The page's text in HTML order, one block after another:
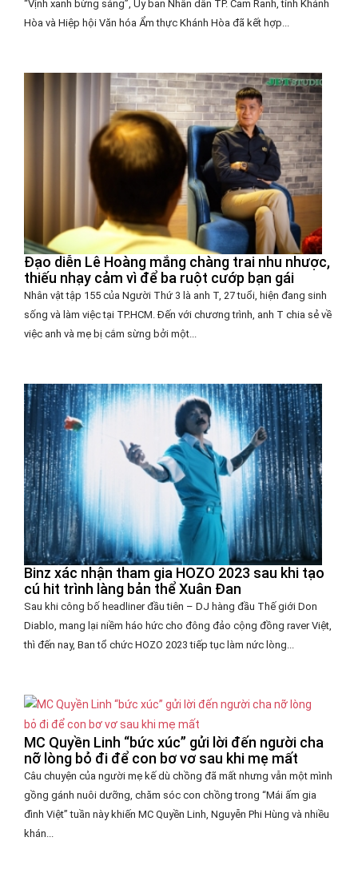
“Vịnh xanh bừng sáng”, Ủy ban Nhân dân TP. Cam Ranh, tỉnh Khánh
Hòa và Hiệp hội Văn hóa Ẩm thực Khánh Hòa đã kết hợp...
Đạo diễn Lê Hoàng mắng chàng trai nhu nhược,
thiếu nhạy cảm vì để ba ruột cướp bạn gái
Nhân vật tập 155 của Người Thứ 3 là anh T, 27 tuổi, hiện đang sinh
sống và làm việc tại TP.HCM. Đến với chương trình, anh T chia sẻ về
việc anh và mẹ bị cắm sừng bởi một...
Binz xác nhận tham gia HOZO 2023 sau khi tạo
cú hit trình làng bản thể Xuân Đan
Sau khi công bố headliner đầu tiên – DJ hàng đầu Thế giới Don
Diablo, mang lại niềm háo hức cho đông đảo cộng đồng raver Việt,
thì đến nay, Ban tổ chức HOZO 2023 tiếp tục làm nức lòng...
MC Quyền Linh “bức xúc” gửi lời đến người cha
nỡ lòng bỏ đi để con bơ vơ sau khi mẹ mất
Câu chuyện của người mẹ kế dù chồng đã mất nhưng vẫn một mình
gồng gánh nuôi dưỡng, chăm sóc con chồng trong “Mái ấm gia
đình Việt” tuần này khiến MC Quyền Linh, Nguyễn Phi Hùng và nhiều
khán...